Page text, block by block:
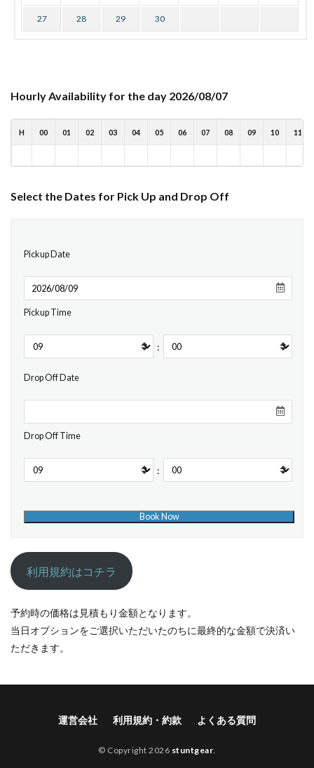
27 28 29 30
Hourly Availability for the day 2026/08/07
H 00 01 02 03 04 05 06 07 08 09 10 11
Select the Dates for Pick Up and Drop Off
Pickup Date
Pickup Time
:
Drop Off Date
Drop Off Time
:
利用規約はコチラ
予約時の価格は見積もり金額となります。
当日オプションをご選択いただいたのちに最終的な金額で決済い
ただきます。
運営会社 利用規約・約款 よくある質問
© Copyright 2026 stuntgear.